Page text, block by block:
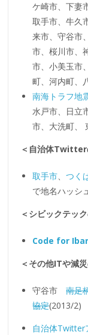
ケ崎市、下妻
取手市、牛久
来市、守谷市
市、桜川市、
市、小美玉市
町、河内町、
南海トラフ地
水戸市、日立
市、大洗町、
＜自治体Twitter
取手市、つく
で地名ハッシ
＜シビックテッ
Code for
＜その他ITや減
守谷市南足
協定(2013/2)
自治体Twitter